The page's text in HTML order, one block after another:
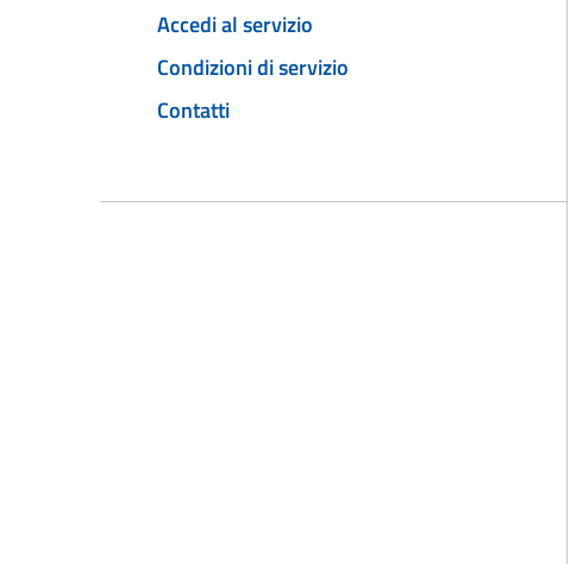
Accedi al servizio
Condizioni di servizio
Contatti